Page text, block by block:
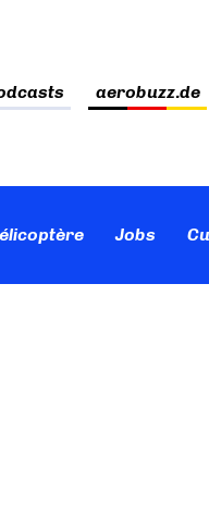
aerobuzz.de
Jobs